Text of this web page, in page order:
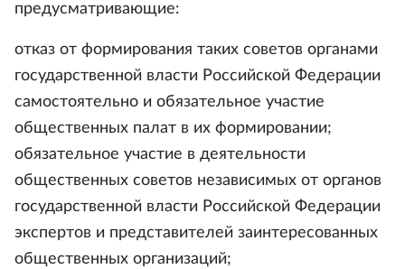
предусматривающие:
отказ от формирования таких советов органами
государственной власти Российской Федерации
самостоятельно и обязательное участие
общественных палат в их формировании;
обязательное участие в деятельности
общественных советов независимых от органов
государственной власти Российской Федерации
экспертов и представителей заинтересованных
общественных организаций;